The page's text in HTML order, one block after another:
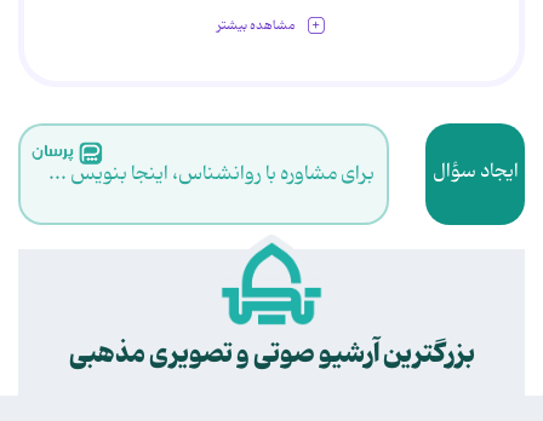
مشاهده بیشتر
ایجاد سؤال برای مشاوره با روانشناس، اینجا بنویس ...
.
بزرگترین آرشیو صوتی و تصویری مذهبی